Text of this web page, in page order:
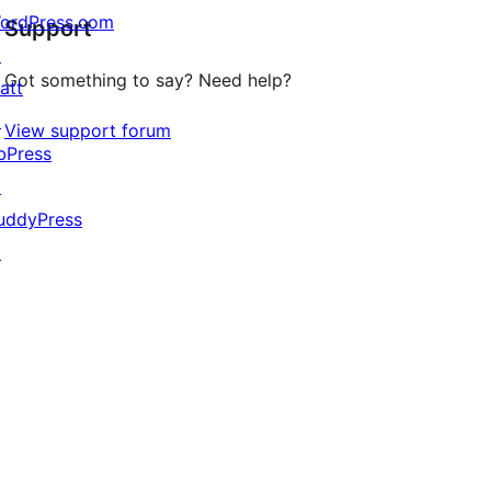
reviews
Support
Got something to say? Need help?
View support forum